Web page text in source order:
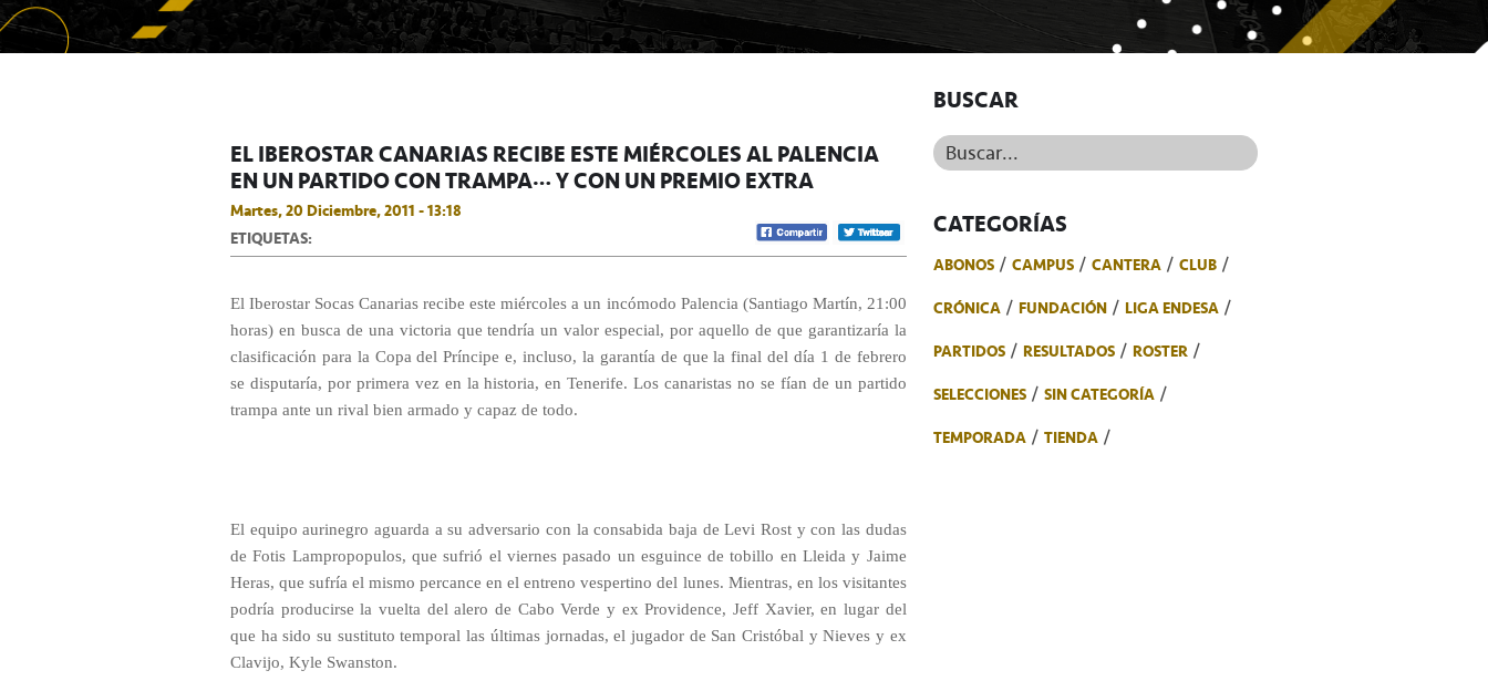
EL IBEROSTAR CANARIAS RECIBE ESTE MIÉRCOLES AL PALENCIA
EN UN PARTIDO CON TRAMPA… Y CON UN PREMIO EXTRA
Martes, 20 Diciembre, 2011 - 13:18
ETIQUETAS:
El Iberostar Socas Canarias recibe este miércoles a un incómodo Palencia (Santiago Martín, 21:00
horas) en busca de una victoria que tendría un valor especial, por aquello de que garantizaría la
clasificación para la Copa del Príncipe e, incluso, la garantía de que la final del día 1 de febrero
se disputaría, por primera vez en la historia, en Tenerife. Los canaristas no se fían de un partido
trampa ante un rival bien armado y capaz de todo.
El equipo aurinegro aguarda a su adversario con la consabida baja de Levi Rost y con las dudas
de Fotis Lampropopulos, que sufrió el viernes pasado un esguince de tobillo en Lleida y Jaime
Heras, que sufría el mismo percance en el entreno vespertino del lunes. Mientras, en los visitantes
podría producirse la vuelta del alero de Cabo Verde y ex Providence, Jeff Xavier, en lugar del
que ha sido su sustituto temporal las últimas jornadas, el jugador de San Cristóbal y Nieves y ex
Clavijo, Kyle Swanston.
BUSCAR
Buscar...
CATEGORÍAS
ABONOS CAMPUS CANTERA
CLUB
CRÓNICA
FUNDACIÓN
LIGA ENDESA
PARTIDOS
RESULTADOS
ROSTER
SELECCIONES
SIN CATEGORÍA
TEMPORADA
TIENDA